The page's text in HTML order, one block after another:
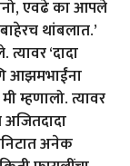
एवढे का आपले
थांबलात.’
‘दादा
आझमभाईंना
म्हणालो. त्यावर
अनेक